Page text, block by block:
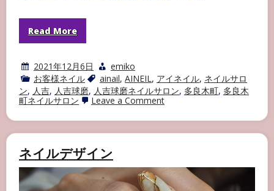
Read More
2021年12月6日
emiko
お客様ネイル
ainail, AINEIL, アイネイル, ネイルサロ
ン, 人吉, 人吉球磨, 人吉球磨ネイルサロン, 多良木町, 多良木
町ネイルサロン
Leave a Commenton
ネ
ラ
ネ
イ
ネイルデザイン